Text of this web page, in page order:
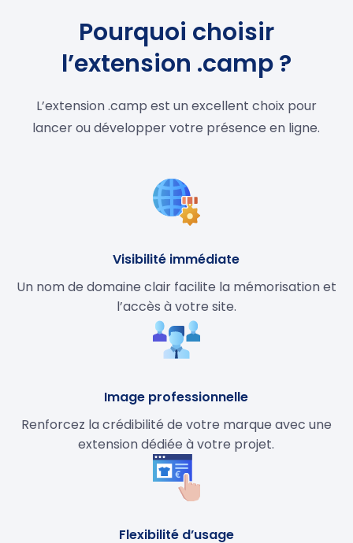
Pourquoi choisir
l’extension .camp ?
L’extension .camp est un excellent choix pour
lancer ou développer votre présence en ligne.
Visibilité immédiate
Un nom de domaine clair facilite la mémorisation et
l’accès à votre site.
Image professionnelle
Renforcez la crédibilité de votre marque avec une
extension dédiée à votre projet.
Flexibilité d’usage